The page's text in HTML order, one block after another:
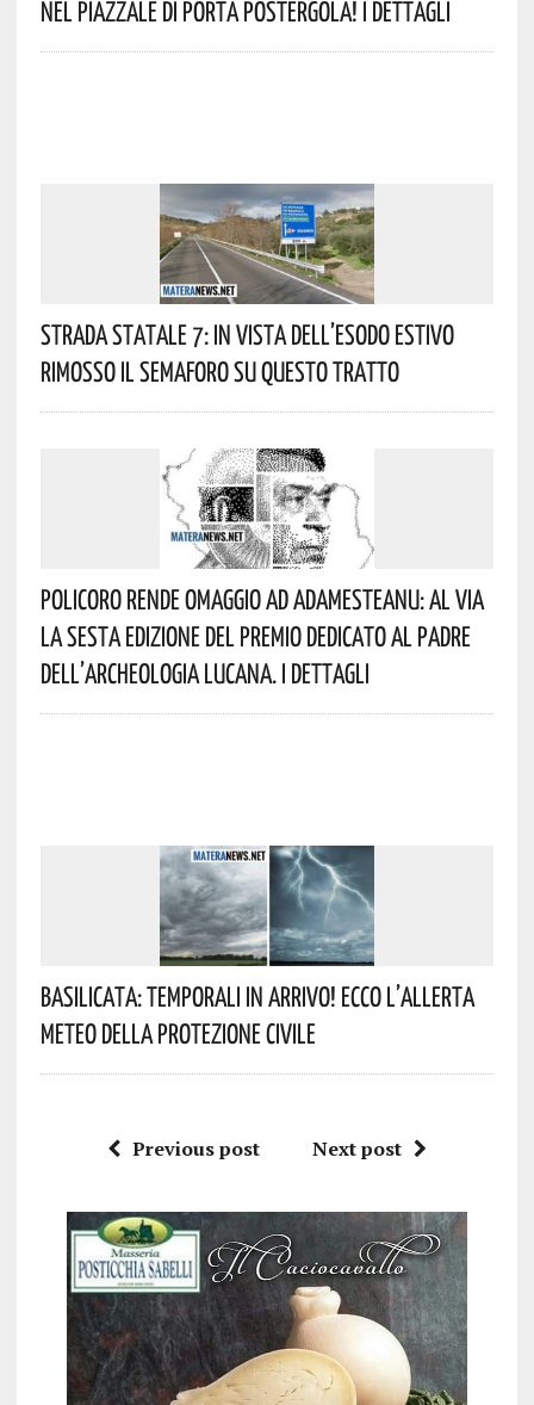
Nel Piazzale Di Porta Postergola! I Dettagli
Strada Statale 7: In Vista Dell’esodo Estivo
Rimosso Il Semaforo Su Questo Tratto
Policoro Rende Omaggio Ad Adamesteanu: Al Via
La Sesta Edizione Del Premio Dedicato Al Padre
Dell’archeologia Lucana. I Dettagli
Basilicata: Temporali In Arrivo! Ecco L’allerta
Meteo Della Protezione Civile
Previous post Next post